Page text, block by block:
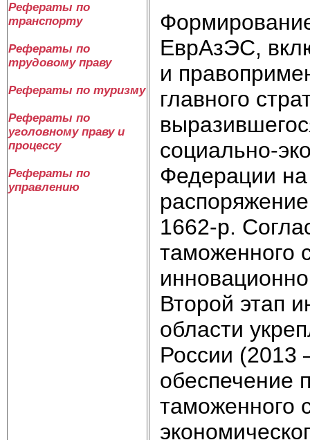
Рефераты по
транспорту
Рефераты по
трудовому праву
Рефераты по туризму
Рефераты по
уголовному праву и
процессу
Рефераты по
управлению
ЕврАзЭС,
и
главного
социально-
Федерации
1662-р.
таможенного
Второй этап
области
России (2013
обеспечение
таможенного